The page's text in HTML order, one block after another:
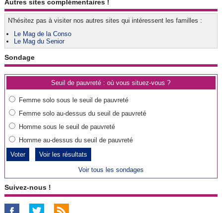
Autres sites complémentaires !
N'hésitez pas à visiter nos autres sites qui intéressent les familles :
Le Mag de la Conso
Le Mag du Senior
Sondage
Seuil de pauvreté : où vous situez-vous ?
Femme solo sous le seuil de pauvreté
Femme solo au-dessus du seuil de pauvreté
Homme sous le seuil de pauvreté
Homme au-dessus du seuil de pauvreté
Voir les résultats
Voir tous les sondages
Suivez-nous !